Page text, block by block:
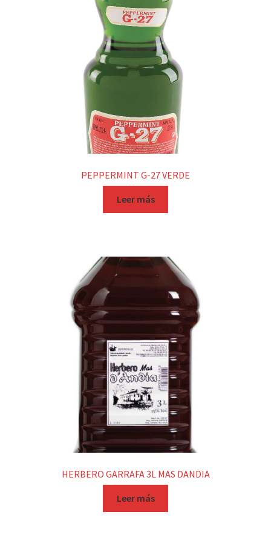
PEPPERMINT G-27 VERDE
Leer más
HERBERO GARRAFA 3L MAS DANDIA
Leer más